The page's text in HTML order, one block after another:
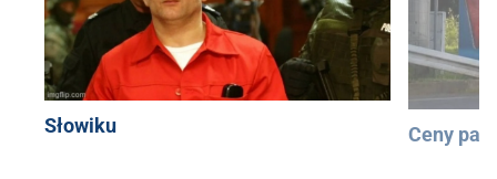
Słowiku Ceny